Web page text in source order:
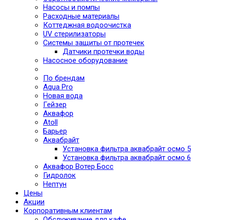
Насосы и помпы
Расходные материалы
Коттеджная водоочистка
UV стерилизаторы
Системы защиты от протечек
Датчики протечки воды
Насосное оборудование
По брендам
Aqua Pro
Новая вода
Гейзер
Аквафор
Atoll
Барьер
Аквабрайт
Установка фильтра аквабрайт осмо 5
Установка фильтра аквабрайт осмо 6
Аквафор Вотер Босс
Гидролок
Нептун
Цены
Акции
Корпоративным клиентам